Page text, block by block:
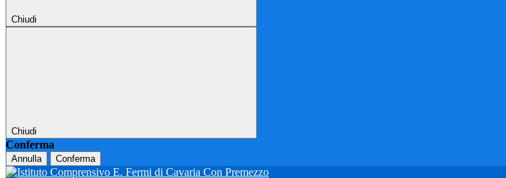
Chiudi
Chiudi
Conferma
Annulla Conferma